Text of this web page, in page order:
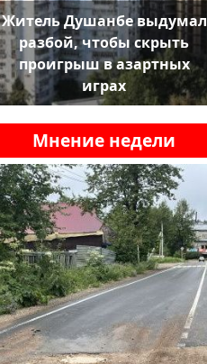
Житель Душанбе выдумал
разбой, чтобы скрыть
проигрыш в азартных
играх
Мнение недели